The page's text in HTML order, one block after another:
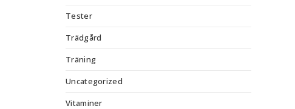
Tester
Trädgård
Träning
Uncategorized
Vitaminer